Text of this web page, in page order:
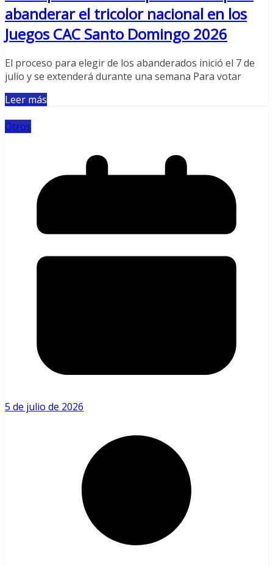
abanderar el tricolor nacional en los
Juegos CAC Santo Domingo 2026
El proceso para elegir de los abanderados inició el 7 de
julio y se extenderá durante una semana Para votar
Leer más
Otros
5 de julio de 2026